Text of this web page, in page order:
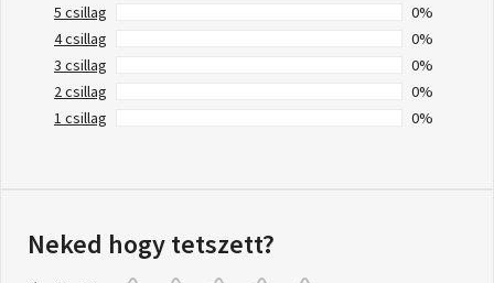
5 csillag
0%
4 csillag
0%
3 csillag
0%
2 csillag
0%
1 csillag
0%
Neked hogy tetszett?